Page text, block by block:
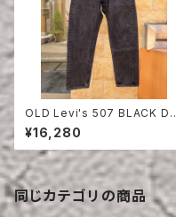
OLD Levi's 507 BLACK DE
NIM PANTS
¥16,280
同じカテゴリの商品